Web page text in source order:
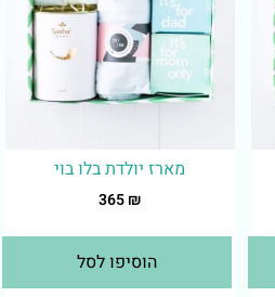
מארז יולדת בלו בוי
365₪
הוסיפו לסל